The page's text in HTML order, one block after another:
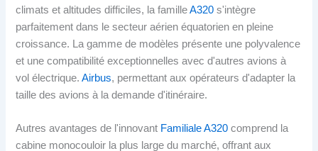
climats et altitudes difficiles, la familleA320 s'intègre
parfaitement dans le secteur aérien équatorien en pleine
croissance. La gamme de modèles présente une polyvalence
et une compatibilité exceptionnelles avec d'autres avions à
vol électrique.Airbus, permettant aux opérateurs d'adapter la
taille des avions à la demande d'itinéraire.
Autres avantages de l'innovant Familiale A320 comprend la
cabine monocouloir la plus large du marché, offrant aux